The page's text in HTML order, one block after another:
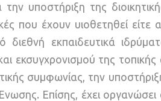
την υποστήριξη της
που έχουν υιοθετηθεί
διεθνή εκπαιδευτικά
εκσυγχρονισμού της
συμφωνίας, την
Επίσης, έχει